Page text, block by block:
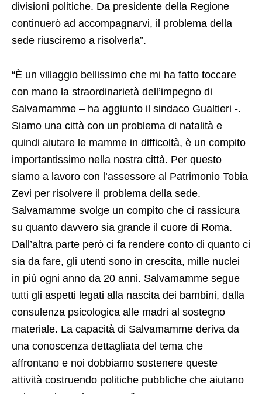
divisioni politiche. Da presidente della Regione
continuerò ad accompagnarvi, il problema della
sede riusciremo a risolverla”.
“È un villaggio bellissimo che mi ha fatto toccare
con mano la straordinarietà dell’impegno di
Salvamamme – ha aggiunto il sindaco Gualtieri -.
Siamo una città con un problema di natalità e
quindi aiutare le mamme in difficoltà, è un compito
importantissimo nella nostra città. Per questo
siamo a lavoro con l’assessore al Patrimonio Tobia
Zevi per risolvere il problema della sede.
Salvamamme svolge un compito che ci rassicura
su quanto davvero sia grande il cuore di Roma.
Dall’altra parte però ci fa rendere conto di quanto ci
sia da fare, gli utenti sono in crescita, mille nuclei
in più ogni anno da 20 anni. Salvamamme segue
tutti gli aspetti legati alla nascita dei bambini, dalla
consulenza psicologica alle madri al sostegno
materiale. La capacità di Salvamamme deriva da
una conoscenza dettagliata del tema che
affrontano e noi dobbiamo sostenere queste
attività costruendo politiche pubbliche che aiutano